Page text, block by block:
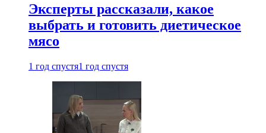
Эксперты рассказали, какое
выбрать и готовить диетическое
мясо
1 год спустя1 год спустя